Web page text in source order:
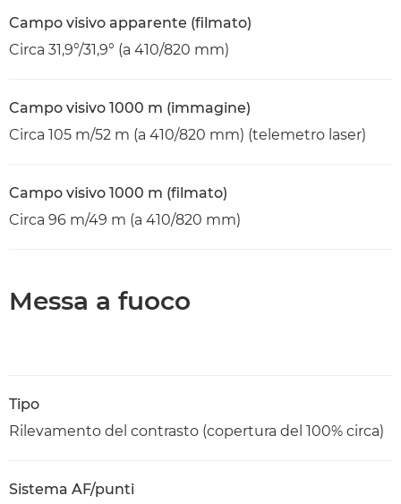
Campo visivo apparente (filmato)
Circa 31,9°/31,9° (a 410/820 mm)
Campo visivo 1000 m (immagine)
Circa 105 m/52 m (a 410/820 mm) (telemetro laser)
Campo visivo 1000 m (filmato)
Circa 96 m/49 m (a 410/820 mm)
Messa a fuoco
Tipo
Rilevamento del contrasto (copertura del 100% circa)
Sistema AF/punti